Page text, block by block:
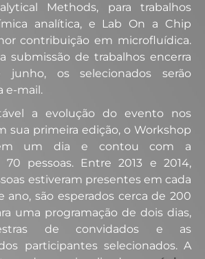
Methods, para trabalhos
analítica, e Lab On a Chip
contribuição em microfluídica.
submissão de trabalhos encerra
os selecionados serão
e-mail.
a evolução do evento nos
sua primeira edição, o Workshop
um dia e contou com a
70 pessoas. Entre 2013 e 2014,
estiveram presentes em cada
ano, são esperados cerca de 200
uma programação de dois dias,
de convidados e as
participantes selecionados. A